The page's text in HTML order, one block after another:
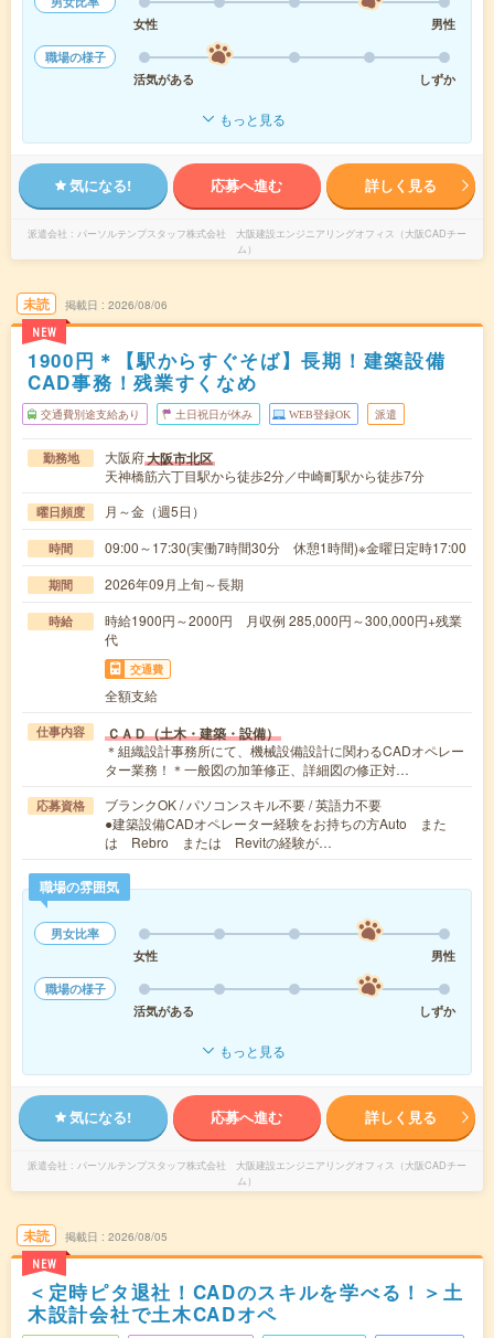
女性
男性
職場の様子
活気がある
しずか
もっと見る
気になる! 応募へ進む 詳しく見る
派遣会社
パーソルテンプスタッフ株式会社 大阪建設エンジニアリングオフィス（大阪CADチー
ム）
未読
NEW
掲載日 2026/08/06
1900円＊【駅からすぐそば】長期！建築設備
CAD事務！残業すくなめ
交通費別途支給あり 土日祝日が休み WEB登録OK 派遣
勤務地 大阪府大阪市北区
天神橋筋六丁目駅から徒歩2分／中崎町駅から徒歩7分
曜日頻度 月～金（週5日）
時間 09:00～17:30(実働7時間30分 休憩1時間)※金曜日定時17:00
期間 2026年09月上旬～長期
時給
時給1900円～2000円 月収例 285,000円～300,000円+残業
代
交通費
全額支給
仕事内容 ＣＡＤ（土木・建築・設備）
＊組織設計事務所にて、機械設備設計に関わるCADオペレー
ター業務！＊一般図の加筆修正、詳細図の修正対…
応募資格
ブランクOK / パソコンスキル不要 / 英語力不要
●建築設備CADオペレーター経験をお持ちの方Auto また
は Rebro または Revitの経験が…
職場の雰囲気
男女比率
女性
男性
職場の様子
活気がある
しずか
もっと見る
気になる! 応募へ進む 詳しく見る
派遣会社
パーソルテンプスタッフ株式会社 大阪建設エンジニアリングオフィス（大阪CADチー
ム）
未読
NEW
掲載日 2026/08/05
＜定時ピタ退社！CADのスキルを学べる！＞土
木設計会社で土木CADオペ